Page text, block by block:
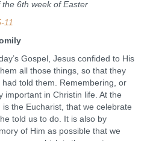
6th week of Easter
11
Gospel, Jesus confided to His
all those things, so that they
had told them. Remembering, or
important in Christin life. At the
the Eucharist, that we celebrate
told us to do. It is also by
of Him as possible that we